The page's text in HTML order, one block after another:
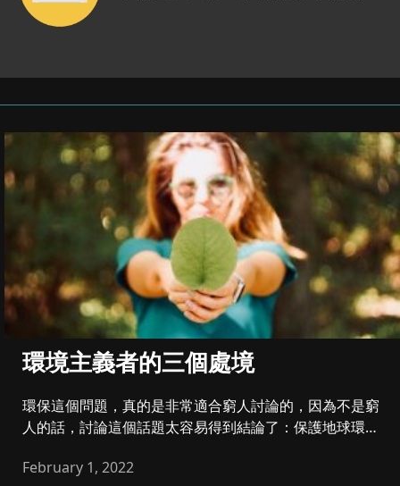
環境主義者的三個處境
環保這個問題，真的是非常適合窮人討論的，因為不是窮
人的話，討論這個話題太容易得到結論了：保護地球環境
February 1, 2022